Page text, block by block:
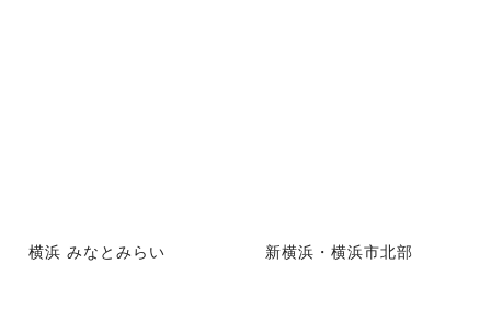
横浜 みなとみらい 新横浜・横浜市北部